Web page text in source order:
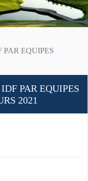
EQUIPES
PAR EQUIPES
2021